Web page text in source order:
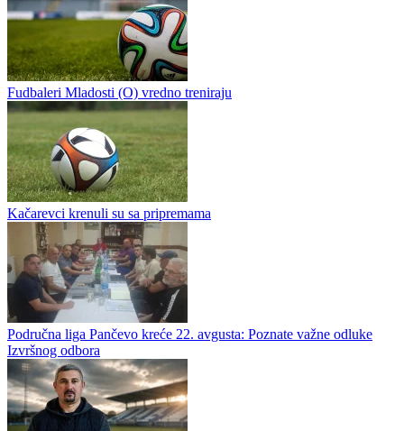
Fudbaleri Mladosti (O) vredno treniraju
Kačarevci krenuli su sa pripremama
Područna liga Pančevo kreće 22. avgusta: Poznate važne odluke
Izvršnog odbora